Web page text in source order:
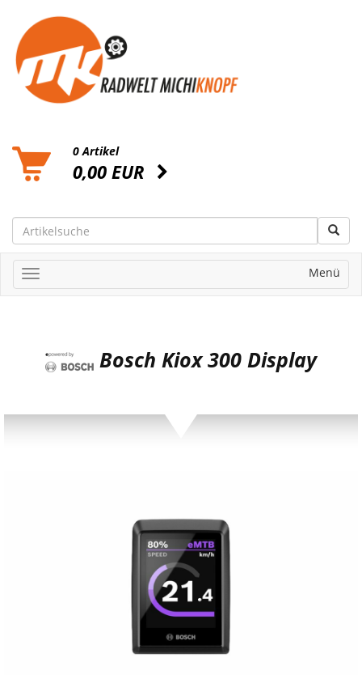
0 Artikel
0,00 EUR
Menü
Bosch Kiox 300 Display